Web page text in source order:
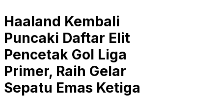
Haaland Kembali
Puncaki Daftar Elit
Pencetak Gol Liga
Primer, Raih Gelar
Sepatu Emas Ketiga